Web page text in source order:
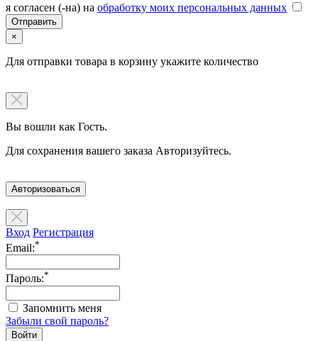
я согласен (-на) на обработку моих персональных данных
×
Для отправки товара в корзину укажите количество
Вы вошли как Гость.
Для сохранения вашего заказа Авторизуйтесь.
Авторизоваться
Вход Регистрация
Email:*
Пароль:*
Запомнить меня
Забыли свой пароль?